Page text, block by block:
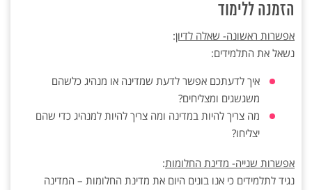
הזמנה ללימוד
אפשרות ראשונה- שאלה לדיון:
נשאל את התלמידים:
איך לדעתכם אפשר לדעת שמדינה או מנהיג כלשהם
משגשגים ומצליחים?
מה צריך להיות במדינה ומה צריך להיות למנהיג כדי שהם
יצליחו?
אפשרות שנייה- מדינת החלומות:
נגיד לתלמידים כי אנו בונים היום את מדינת החלומות – המדינה